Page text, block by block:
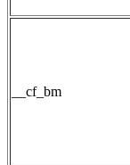
__cf_bm